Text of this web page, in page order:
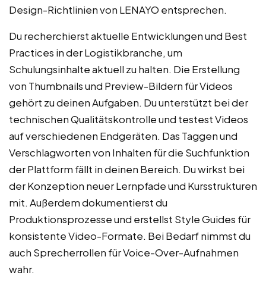
Design-Richtlinien von LENAYO entsprechen.
Du recherchierst aktuelle Entwicklungen und Best
Practices in der Logistikbranche, um
Schulungsinhalte aktuell zu halten. Die Erstellung
von Thumbnails und Preview-Bildern für Videos
gehört zu deinen Aufgaben. Du unterstützt bei der
technischen Qualitätskontrolle und testest Videos
auf verschiedenen Endgeräten. Das Taggen und
Verschlagworten von Inhalten für die Suchfunktion
der Plattform fällt in deinen Bereich. Du wirkst bei
der Konzeption neuer Lernpfade und Kursstrukturen
mit. Außerdem dokumentierst du
Produktionsprozesse und erstellst Style Guides für
konsistente Video-Formate. Bei Bedarf nimmst du
auch Sprecherrollen für Voice-Over-Aufnahmen
wahr.